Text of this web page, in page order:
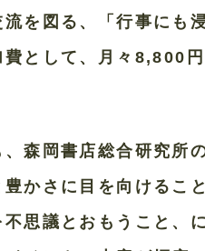
を図る、「行事にも
費として、月々8,800
森岡書店総合研究所
かさに目を向けること
思議とおもうこと、